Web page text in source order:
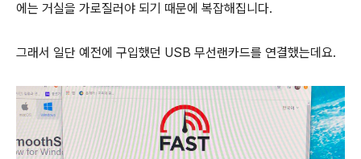
에는 거실을 가로질러야 되기 때문에 복잡해집니다.
그래서 일단 예전에 구입했던 USB 무선랜카드를 연결했는데요.